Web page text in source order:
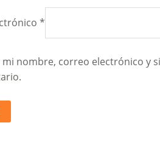
*
nombre, correo electrónico y